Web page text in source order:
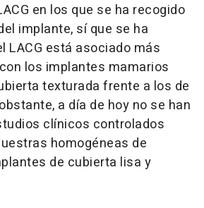
en los que se ha recogido
implante, sí que se ha
LACG está asociado más
los implantes mamarios
texturada frente a los de
a día de hoy no se han
clínicos controlados
homogéneas de
de cubierta lisa y